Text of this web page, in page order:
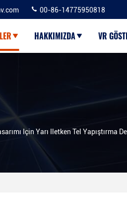
00-86-14775950818
HAKKIMIZDA VR
Için Yarı Iletken Tel Yapıştırma